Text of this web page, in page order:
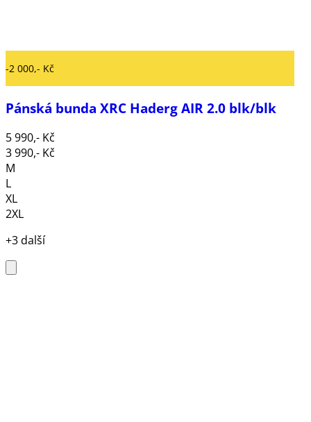
-2 000,- Kč
Pánská bunda XRC Haderg AIR 2.0 blk/blk
5 990,- Kč
3 990,- Kč
M
L
XL
2XL
+3 další